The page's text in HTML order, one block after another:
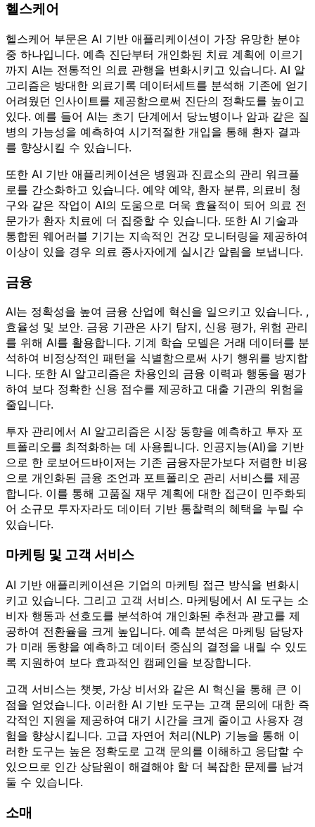
헬스케어
헬스케어 부문은 AI 기반 애플리케이션이 가장 유망한 분야
중 하나입니다. 예측 진단부터 개인화된 치료 계획에 이르기
까지 AI는 전통적인 의료 관행을 변화시키고 있습니다. AI 알
고리즘은 방대한 의료기록 데이터세트를 분석해 기존에 얻기
어려웠던 인사이트를 제공함으로써 진단의 정확도를 높이고
있다. 예를 들어 AI는 초기 단계에서 당뇨병이나 암과 같은 질
병의 가능성을 예측하여 시기적절한 개입을 통해 환자 결과
를 향상시킬 수 있습니다.
또한 AI 기반 애플리케이션은 병원과 진료소의 관리 워크플
로를 간소화하고 있습니다. 예약 예약, 환자 분류, 의료비 청
구와 같은 작업이 AI의 도움으로 더욱 효율적이 되어 의료 전
문가가 환자 치료에 더 집중할 수 있습니다. 또한 AI 기술과
통합된 웨어러블 기기는 지속적인 건강 모니터링을 제공하여
이상이 있을 경우 의료 종사자에게 실시간 알림을 보냅니다.
금융
AI는 정확성을 높여 금융 산업에 혁신을 일으키고 있습니다. ,
효율성 및 보안. 금융 기관은 사기 탐지, 신용 평가, 위험 관리
를 위해 AI를 활용합니다. 기계 학습 모델은 거래 데이터를 분
석하여 비정상적인 패턴을 식별함으로써 사기 행위를 방지합
니다. 또한 AI 알고리즘은 차용인의 금융 이력과 행동을 평가
하여 보다 정확한 신용 점수를 제공하고 대출 기관의 위험을
줄입니다.
투자 관리에서 AI 알고리즘은 시장 동향을 예측하고 투자 포
트폴리오를 최적화하는 데 사용됩니다. 인공지능(AI)을 기반
으로 한 로보어드바이저는 기존 금융자문가보다 저렴한 비용
으로 개인화된 금융 조언과 포트폴리오 관리 서비스를 제공
합니다. 이를 통해 고품질 재무 계획에 대한 접근이 민주화되
어 소규모 투자자라도 데이터 기반 통찰력의 혜택을 누릴 수
있습니다.
마케팅 및 고객 서비스
AI 기반 애플리케이션은 기업의 마케팅 접근 방식을 변화시
키고 있습니다. 그리고 고객 서비스. 마케팅에서 AI 도구는 소
비자 행동과 선호도를 분석하여 개인화된 추천과 광고를 제
공하여 전환율을 크게 높입니다. 예측 분석은 마케팅 담당자
가 미래 동향을 예측하고 데이터 중심의 결정을 내릴 수 있도
록 지원하여 보다 효과적인 캠페인을 보장합니다.
고객 서비스는 챗봇, 가상 비서와 같은 AI 혁신을 통해 큰 이
점을 얻었습니다. 이러한 AI 기반 도구는 고객 문의에 대한 즉
각적인 지원을 제공하여 대기 시간을 크게 줄이고 사용자 경
험을 향상시킵니다. 고급 자연어 처리(NLP) 기능을 통해 이
러한 도구는 높은 정확도로 고객 문의를 이해하고 응답할 수
있으므로 인간 상담원이 해결해야 할 더 복잡한 문제를 남겨
둘 수 있습니다.
소매